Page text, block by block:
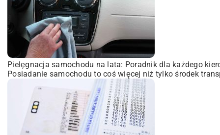
Pielęgnacja samochodu na lata: Poradnik dla każdego
Posiadanie samochodu to coś więcej niż tylko środek